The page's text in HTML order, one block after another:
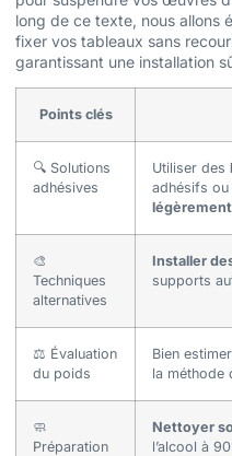
long de ce texte, nous allons
fixer vos tableaux sans
garantissant une installation
Points clés
🔍 Solutions
adhésives
Utiliser des
adhésifs
légèrement
🎨
Techniques
alternatives
Installer
supports
⚖️ Évaluation
du poids
Bien
la méthode
🧼
Préparation
Nettoyer
l’alcool à